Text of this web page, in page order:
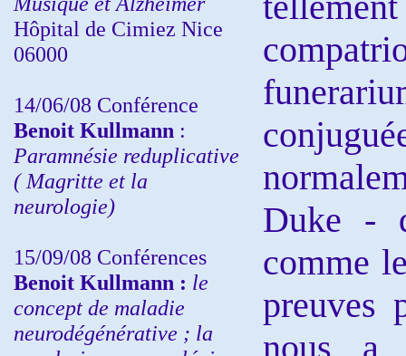
Hôpital de Cimiez Nice
06000
14/06/08 Conférence
Benoit Kullmann :
Paramnésie reduplicative
( Magritte et la
neurologie)
15/09/08 Conférences
Benoit Kullmann : le
concept de maladie
neurodégénérative ; la
Duke -
comme
preuves
nous a